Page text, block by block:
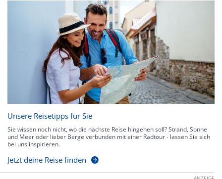
Unsere Reisetipps für Sie
Sie wissen noch nicht, wo die nächste Reise hingehen soll? Strand, Sonne
und Meer oder lieber Berge verbunden mit einer Radtour - lassen Sie sich
bei uns inspirieren.
Jetzt deine Reise finden